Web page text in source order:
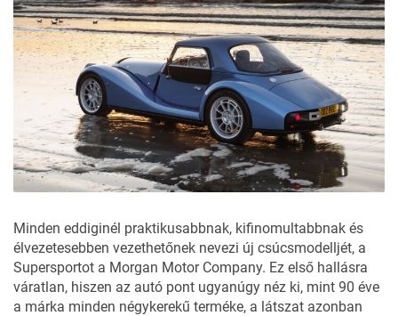
Minden eddiginél praktikusabbnak, kifinomultabbnak és
élvezetesebben vezethetőnek nevezi új csúcsmodelljét, a
Supersportot a Morgan Motor Company. Ez első hallásra
váratlan, hiszen az autó pont ugyanúgy néz ki, mint 90 éve
a márka minden négykerekű terméke, a látszat azonban